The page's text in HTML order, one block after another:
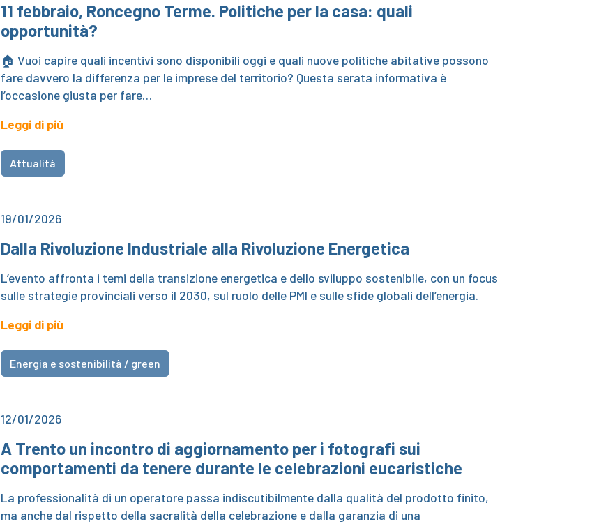
11 febbraio, Roncegno Terme. Politiche per la casa: quali
opportunità?
🏠 Vuoi capire quali incentivi sono disponibili oggi e quali nuove politiche abitative possono
fare davvero la differenza per le imprese del territorio? Questa serata informativa è
l’occasione giusta per fare…
Leggi di più
Attualità
19/01/2026
Dalla Rivoluzione Industriale alla Rivoluzione Energetica
L’evento affronta i temi della transizione energetica e dello sviluppo sostenibile, con un focus
sulle strategie provinciali verso il 2030, sul ruolo delle PMI e sulle sfide globali dell’energia.
Leggi di più
Energia e sostenibilità / green
12/01/2026
A Trento un incontro di aggiornamento per i fotografi sui
comportamenti da tenere durante le celebrazioni eucaristiche
La professionalità di un operatore passa indiscutibilmente dalla qualità del prodotto finito,
ma anche dal rispetto della sacralità della celebrazione e dalla garanzia di una